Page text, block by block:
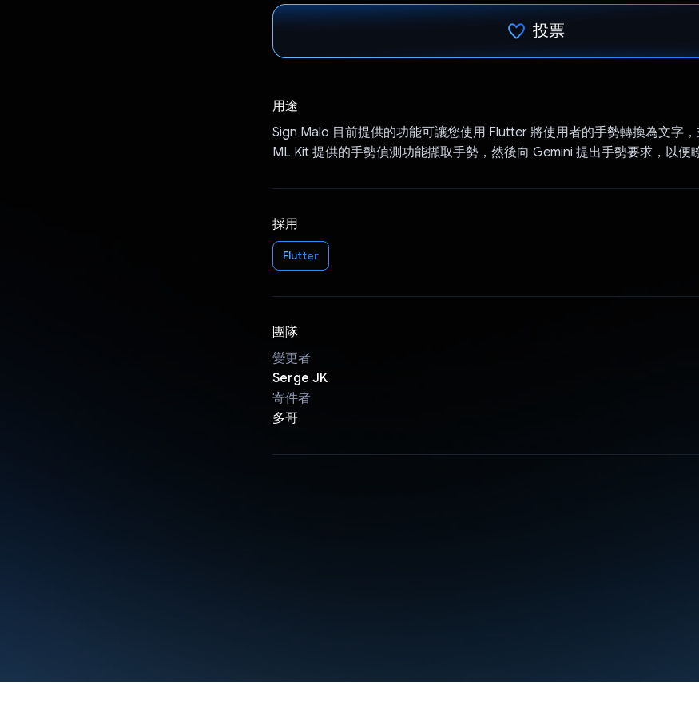
投票
用途
Sign Malo 目前提供的功能可讓您使用 Flutter 將使用者的手勢轉換為文字
ML Kit 提供的手勢偵測功能擷取手勢，然後向 Gemini 提出手勢要求，以便
採用
Flutter
團隊
變更者
Serge JK
寄件者
多哥